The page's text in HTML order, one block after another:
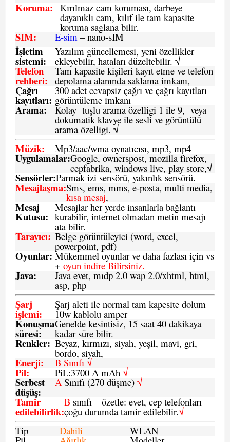
Koruma: Kırılmaz cam koruması, darbeye
dayanıklı cam, kılıf ile tam kapasite
koruma saglana bilir.
SIM: E-sim – nano-sIM
İşletim
sistemi:
Yazılım güncellemesi, yeni özellikler
ekleyebilir, hataları düzeltebilir. √
Telefon
rehberi:
Tam kapasite kişileri kayıt etme ve telefon
depolama alanında saklama imkanı,
Çağrı
kayıtları:
300 adet cevapsiz çağrı ve çağrı kayıtları
görüntüleme imkanı
Arama: Kolay tuşlu arama özelligi 1 ile 9, veya
dokumatik klavye ile sesli ve görüntülü
arama özelligi. √
Müzik: Mp3/aac/wma oynatıcısı, mp3, mp4
Uygulamalar:Google, ownerspost, mozilla firefox,
cepfabrika, windows live, play store,√
Sensörler:Parmak izi sensörü, yakınlık sensörü.
Mesajlaşma:Sms, ems, mms, e-posta, multi media,
kısa mesaj,
Mesaj
Kutusu:
Mesajlar her yerde insanlarla bağlantı
kurabilir, internet olmadan metin mesajı
ata bilir.
Tarayıcı: Belge görüntüleyici (word, excel,
powerpoint, pdf)
Oyunlar: Mükemmel oyunlar ve daha fazlası için vs
+ oyun indire Bilirsiniz.
Java: Java evet, mıdp 2.0 wap 2.0/xhtml, html,
asp, php
Şarj
işlemi:
Şarj aleti ile normal tam kapesite dolum
10w kablolu amper
Konuşma
süresi:
Genelde kesintisiz, 15 saat 40 dakikaya
kadar süre bilir.
Renkler: Beyaz, kırmızı, siyah, yeşil, mavi, gri,
bordo, siyah,
Enerji: B Sınıfı √
Pil: PiL:3700 A mAh √
Serbest
düşüş:
ASınıfı (270 düşme) √
Tamir
edilebilirlik:
B sınıfı – özetle: evet, cep telefonları
çoğu durumda tamir edilebilir.√
Tip
Dahili WLAN